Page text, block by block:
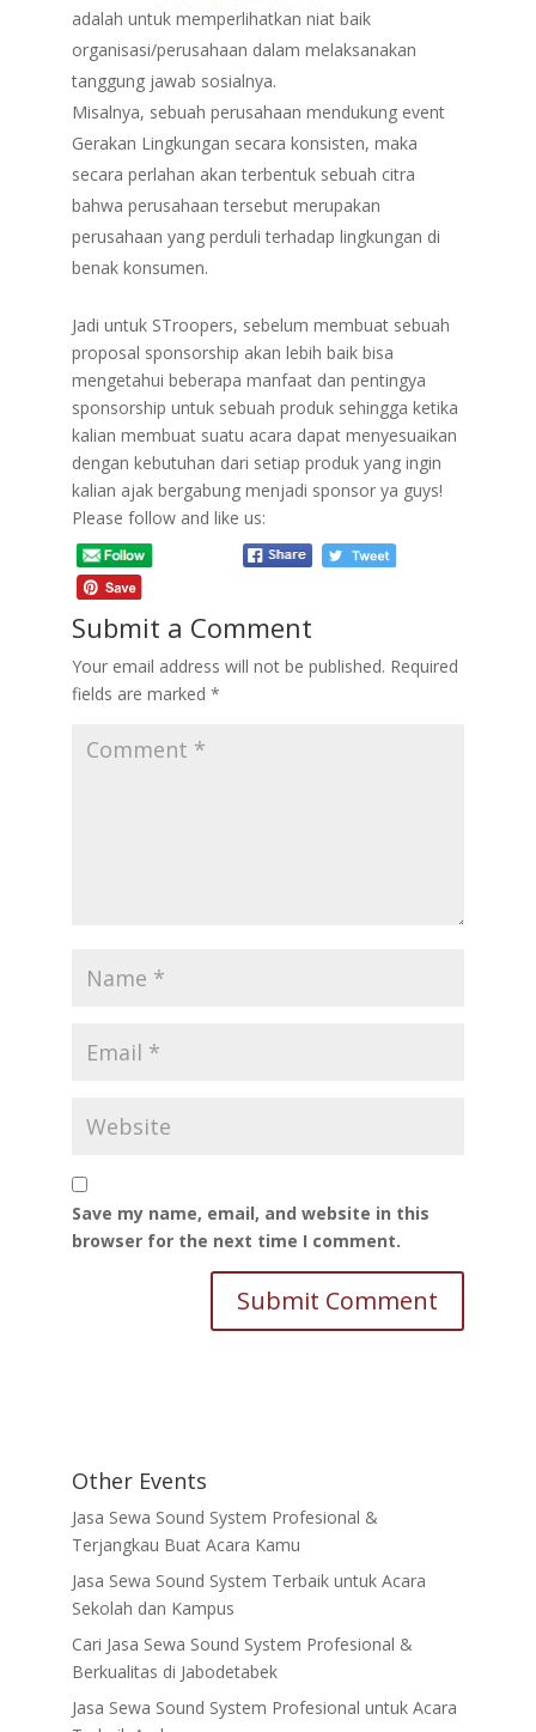
adalah untuk memperlihatkan niat baik
organisasi/perusahaan dalam melaksanakan
tanggung jawab sosialnya.
Misalnya, sebuah perusahaan mendukung event
Gerakan Lingkungan secara konsisten, maka
secara perlahan akan terbentuk sebuah citra
bahwa perusahaan tersebut merupakan
perusahaan yang perduli terhadap lingkungan di
benak konsumen.
Jadi untuk STroopers, sebelum membuat sebuah
proposal sponsorship akan lebih baik bisa
mengetahui beberapa manfaat dan pentingya
sponsorship untuk sebuah produk sehingga ketika
kalian membuat suatu acara dapat menyesuaikan
dengan kebutuhan dari setiap produk yang ingin
kalian ajak bergabung menjadi sponsor ya guys!
Please follow and like us:
Submit a Comment
Your email address will not be published. Required
fields are marked *
Save my name, email, and website in this
browser for the next time I comment.
Other Events
Jasa Sewa Sound System Profesional &
Terjangkau Buat Acara Kamu
Jasa Sewa Sound System Terbaik untuk Acara
Sekolah dan Kampus
Cari Jasa Sewa Sound System Profesional &
Berkualitas di Jabodetabek
Jasa Sewa Sound System Profesional untuk Acara